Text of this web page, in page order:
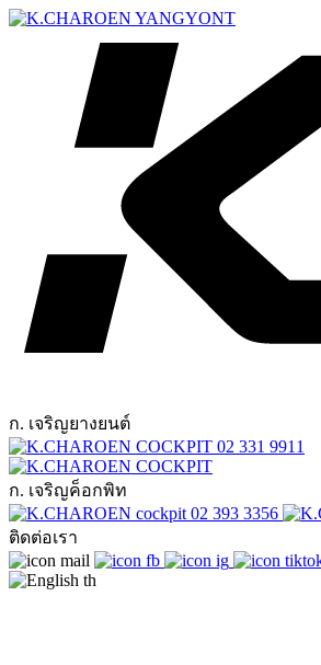
ก. เจริญยางยนต์
02 331 9911
ก. เจริญค็อกพิท
02 393 3356
ติดต่อเรา
th